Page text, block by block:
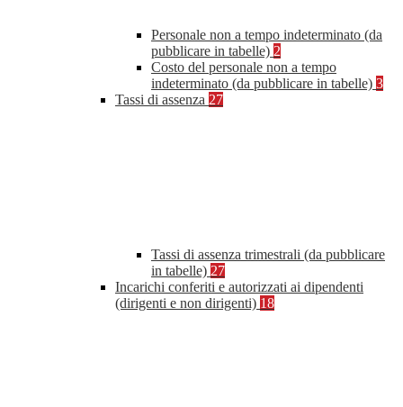
Personale non a tempo indeterminato (da
pubblicare in tabelle) 2
Costo del personale non a tempo
indeterminato (da pubblicare in tabelle) 3
Tassi di assenza 27
Tassi di assenza trimestrali (da pubblicare
in tabelle) 27
Incarichi conferiti e autorizzati ai dipendenti
(dirigenti e non dirigenti) 18